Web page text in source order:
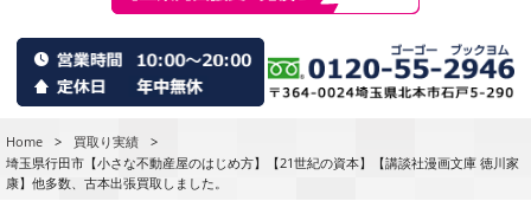
Home > 買取り実績
>
埼玉県行田市【小さな不動産屋のはじめ方】【21世紀の資本】【講談社漫画文庫 徳川家
康】他多数、古本出張買取しました。